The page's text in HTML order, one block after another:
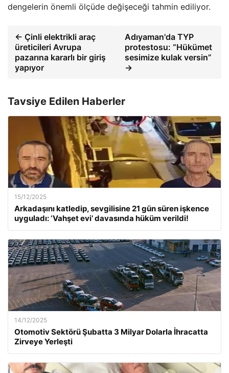
dengelerin önemli ölçüde değişeceği tahmin ediliyor.
← Çinli elektrikli araç
üreticileri Avrupa
pazarına kararlı bir giriş
yapıyor
Adıyaman'da TYP
protestosu: “Hükümet
sesimize kulak versin”
→
Tavsiye Edilen Haberler
15/12/2025
Arkadaşını katledip, sevgilisine 21 gün süren işkence
uyguladı: ‘Vahşet evi’ davasında hüküm verildi!
14/12/2025
Otomotiv Sektörü Şubatta 3 Milyar Dolarla İhracatta
Zirveye Yerleşti